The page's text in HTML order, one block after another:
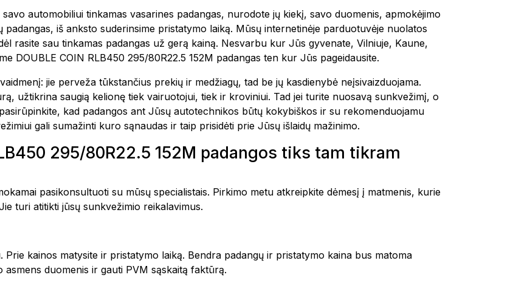
automobiliui tinkamas vasarines padangas, nurodote jų kiekį, savo duomenis, apmokėjimo
iš anksto suderinsime pristatymo laiką. Mūsų internetinėje parduotuvėje nuolatos
rasite sau tinkamas padangas už gerą kainą. Nesvarbu kur Jūs gyvenate, Vilniuje, Kaune,
DOUBLE COIN RLB450 295/80R22.5 152M padangas ten kur Jūs pageidausite.
jie perveža tūkstančius prekių ir medžiagų, tad be jų kasdienybė neįsivaizduojama.
užtikrina saugią kelionę tiek vairuotojui, tiek ir kroviniui. Tad jei turite nuosavą sunkvežimį, o
kad padangos ant Jūsų autotechnikos būtų kokybiškos ir su rekomenduojamu
gali sumažinti kuro sąnaudas ir taip prisidėti prie Jūsų išlaidų mažinimo.
295/80R22.5 152M padangos tiks tam tikram
pasikonsultuoti su mūsų specialistais. Pirkimo metu atkreipkite dėmesį į matmenis, kurie
turi atitikti jūsų sunkvežimio reikalavimus.
Prie kainos matysite ir pristatymo laiką. Bendra padangų ir pristatymo kaina bus matoma
duomenis ir gauti PVM sąskaitą faktūrą.